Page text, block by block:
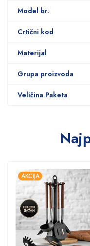
Model br.
Crtični kod
Materijal
Grupa proizvoda
Veličina Paketa
AKCIJA